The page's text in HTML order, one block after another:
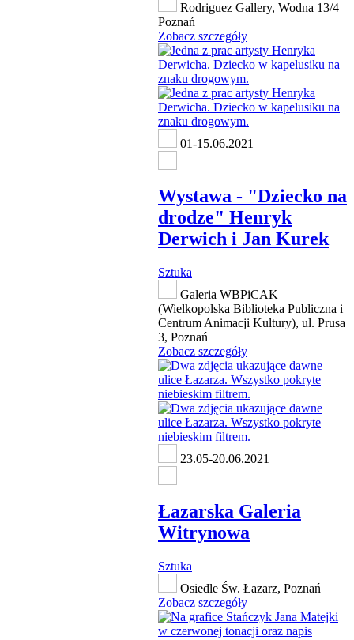
Rodriguez Gallery, Wodna 13/4
Poznań
Zobacz szczegóły
01-15.06.2021
Wystawa - "Dziecko na
drodze" Henryk
Derwich i Jan Kurek
Sztuka
Galeria WBPiCAK
(Wielkopolska Biblioteka Publiczna i
Centrum Animacji Kultury), ul. Prusa
3, Poznań
Zobacz szczegóły
23.05-20.06.2021
Łazarska Galeria
Witrynowa
Sztuka
Osiedle Św. Łazarz, Poznań
Zobacz szczegóły